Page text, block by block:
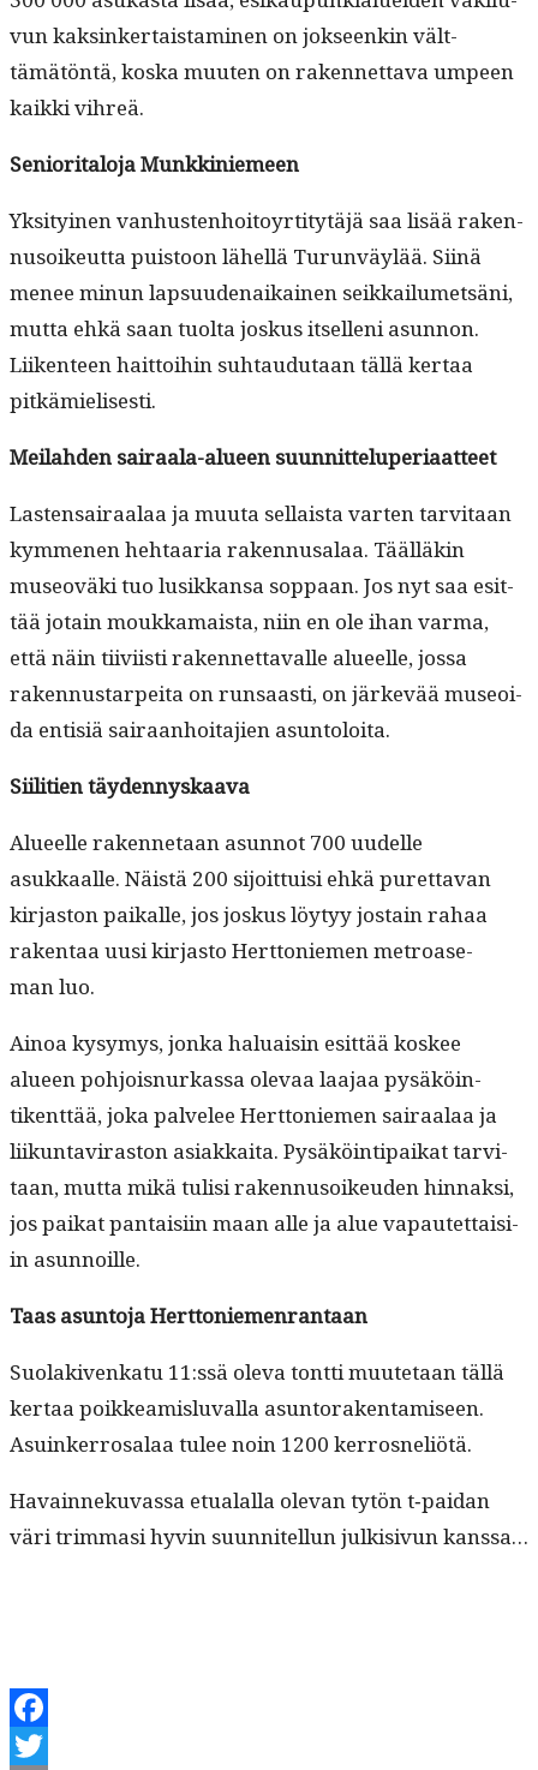
vun kaksinker­tais­t­a­mi­nen on jok­seenkin vält­
tämätön­tä, kos­ka muuten on raken­net­ta­va umpeen
kaik­ki vihreä.
Senior­i­talo­ja Munkkiniemeen
Yksi­tyi­nen van­hus­ten­hoitoyr­ti­tytäjä saa lisää raken­
nu­soikeut­ta puis­toon lähel­lä Turun­väylää. Siinä
menee min­un lap­su­u­de­naikainen seikkailumet­säni,
mut­ta ehkä saan tuol­ta joskus itsel­leni asun­non.
Liiken­teen hait­toi­hin suh­taudu­taan täl­lä ker­taa
pitkämielisesti.
Meilah­den sairaala-alueen suunnitteluperiaatteet
Las­ten­sairaalaa ja muu­ta sel­l­aista varten tarvi­taan
kymme­nen hehtaaria raken­nusalaa. Tääl­läkin
museovä­ki tuo lusikkansa sop­paan. Jos nyt saa esit­
tää jotain moukka­maista, niin en ole ihan var­ma,
että näin tiivi­isti raken­net­tavalle alueelle, jos­sa
raken­nus­tarpei­ta on run­saasti, on järkevää museoi­
da entisiä sairaan­hoita­jien asuntoloita.
Siil­i­tien täydennyskaava
Alueelle raken­netaan asun­not 700 uudelle
asukkaalle. Näistä 200 sijoit­tuisi ehkä puret­ta­van
kir­jas­ton paikalle, jos joskus löy­tyy jostain rahaa
rak­en­taa uusi kir­jas­to Hert­toniemen metroase­
man luo.
Ain­oa kysymys, jon­ka halu­aisin esit­tää kos­kee
alueen pohjois­nurkas­sa ole­vaa laa­jaa pysäköin­
tikent­tää, joka palvelee Hert­toniemen sairaalaa ja
liikun­tavi­ras­ton asi­akkai­ta. Pysäköin­tipaikat tarvi­
taan, mut­ta mikä tulisi raken­nu­soikeu­den hin­naksi,
jos paikat pan­taisi­in maan alle ja alue vapautet­taisi­
in asunnoille.
Taas asun­to­ja Herttoniemenrantaan
Suo­lakivenkatu 11:ssä ole­va tont­ti muute­taan täl­lä
ker­taa poikkeamis­lu­val­la asun­torak­en­tamiseen.
Asuinker­rosalaa tulee noin 1200 kerrosneliötä.
Havain­neku­vas­sa etu­alal­la ole­van tytön t‑paidan
väri trim­masi hyvin suun­nitel­lun julk­i­sivun kanssa…
Facebook